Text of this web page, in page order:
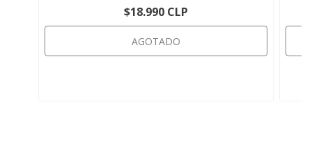
$18.990 CLP
AGOTADO